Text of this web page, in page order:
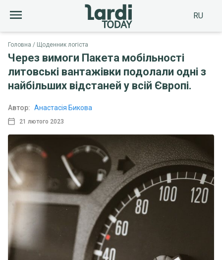
RU
Головна Щоденник логіста
Через вимоги Пакета мобільності
литовські вантажівки подолали одні з
найбільших відстаней у всій Європі.
21 лютого 2023
Автор: Анастасія Бикова